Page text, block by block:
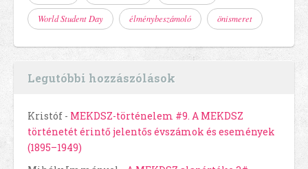
World Student Day élménybeszámoló önismeret
Legutóbbi hozzászólások
Kristóf - MEKDSZ-történelem #9. A MEKDSZ
történetét érintő jelentős évszámok és események
(1895–1949)